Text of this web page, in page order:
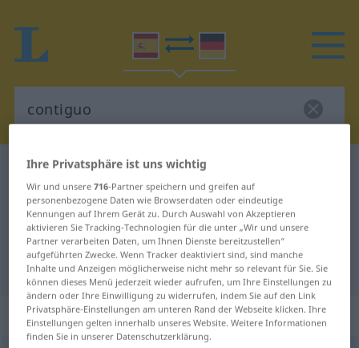
Spanisch-Deutsch Wörterbuch
Spanisch-Deutsch Übersetzung für
"contiguo"
"contiguo" Deutsch Übersetzung
„contiguo“: adjetivo
Ihre Privatsphäre ist uns wichtig
Wir und unsere716-Partner speichern und greifen auf
personenbezogene Daten wie Browserdaten oder eindeutige
Kennungen auf Ihrem Gerät zu. Durch Auswahl von Akzeptieren
aktivieren Sie Tracking-Technologien für die unter „Wir und unsere
Partner verarbeiten Daten, um Ihnen Dienste bereitzustellen“
aufgeführten Zwecke. Wenn Tracker deaktiviert sind, sind manche
Inhalte und Anzeigen möglicherweise nicht mehr so relevant für Sie. Sie
können dieses Menü jederzeit wieder aufrufen, um Ihre Einstellungen zu
ändern oder Ihre Einwilligung zu widerrufen, indem Sie auf den Link
Privatsphäre-Einstellungen am unteren Rand der Webseite klicken. Ihre
Einstellungen gelten innerhalb unseres Website. Weitere Informationen
finden Sie in unserer Datenschutzerklärung.